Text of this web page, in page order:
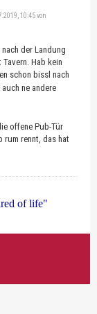
10:45 von
der Landung
Hab kein
schon bissl nach
auch ne andere
offene Pub-Tür
rum rennt, das hat
of life"